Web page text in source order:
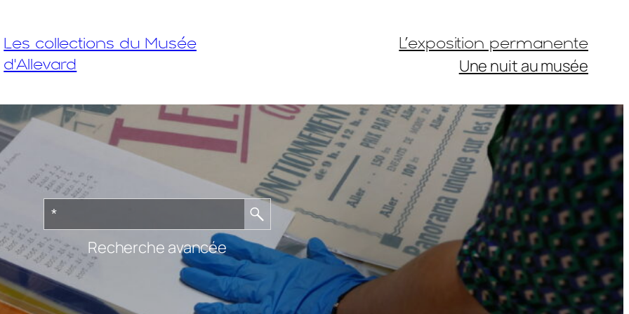
Les collections du Musée
d'Allevard
L’exposition permanente
Une nuit au musée
Recherche avancée